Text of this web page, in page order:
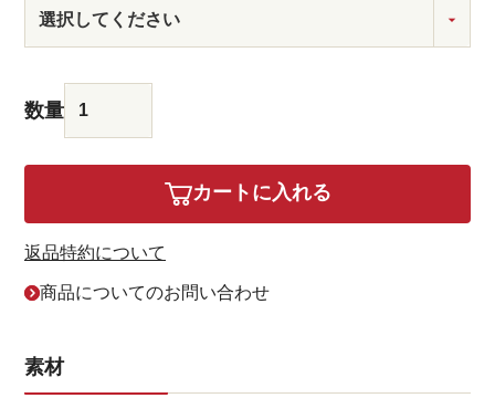
カートに入れる
返品特約について
商品についてのお問い合わせ
素材